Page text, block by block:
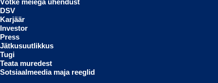
Võtke meiega ühendust
DSV
Karjäär
Investor
Press
Jätkusuutlikkus
Tugi
Teata muredest
Sotsiaalmeedia maja reeglid